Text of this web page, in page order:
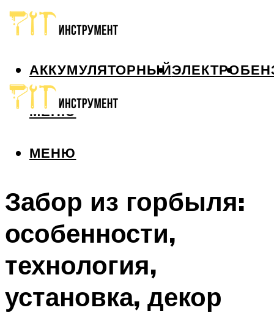
АККУМУЛЯТОРНЫЙЭЛЕКТРО
МЕНЮ
МЕНЮ
Забор из горбыля:
особенности,
технология,
установка, декор